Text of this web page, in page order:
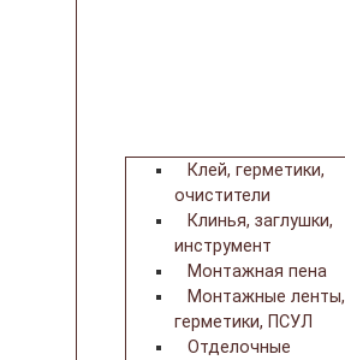
Клей, герметики,
очистители
Клинья, заглушки,
инструмент
Монтажная пена
Монтажные ленты,
герметики, ПСУЛ
Отделочные